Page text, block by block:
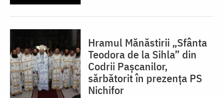
Hramul Mănăstirii „Sfânta
Teodora de la Sihla” din
Codrii Pașcanilor,
sărbătorit în prezența PS
Nichifor